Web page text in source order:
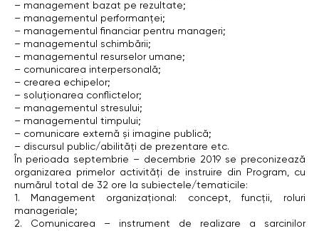
– management bazat pe rezultate;
– managementul performanței;
– managementul financiar pentru manageri;
– managementul schimbării;
– managementul resurselor umane;
– comunicarea interpersonală;
– crearea echipelor;
– soluționarea conflictelor;
– managementul stresului;
– managementul timpului;
– comunicare externă și imagine publică;
– discursul public/abilități de prezentare etc.
În perioada septembrie – decembrie 2019 se preconizează
organizarea primelor activități de instruire din Program, cu
numărul total de 32 ore la subiectele/tematicile:
1. Management organizațional: concept, funcții, roluri
manageriale;
2. Comunicarea – instrument de realizare a sarcinilor